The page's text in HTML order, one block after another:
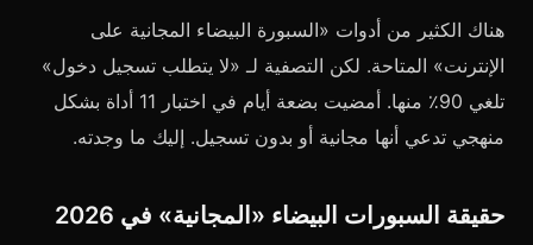
هناك الكثير من أدوات «السبورة البيضاء المجانية على
الإنترنت» المتاحة. لكن التصفية لـ «لا يتطلب تسجيل دخول»
تلغي 90٪ منها. أمضيت بضعة أيام في اختبار 11 أداة بشكل
منهجي تدعي أنها مجانية أو بدون تسجيل. إليك ما وجدته.
حقيقة السبورات البيضاء «المجانية» في 2026